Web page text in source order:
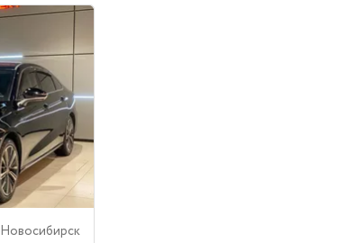
Новосибирск